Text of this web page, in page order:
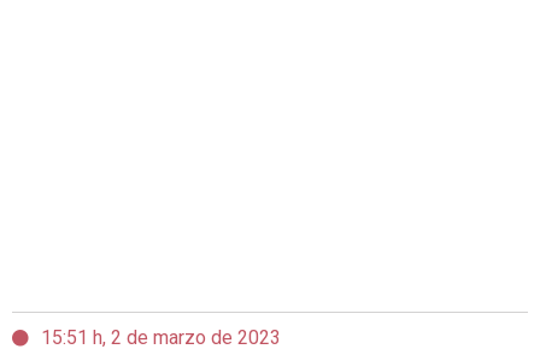
15:51 h, 2 de marzo de 2023